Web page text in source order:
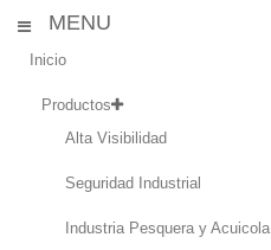
MENU
Inicio
Productos
Alta Visibilidad
Seguridad Industrial
Industria Pesquera y Acuicola